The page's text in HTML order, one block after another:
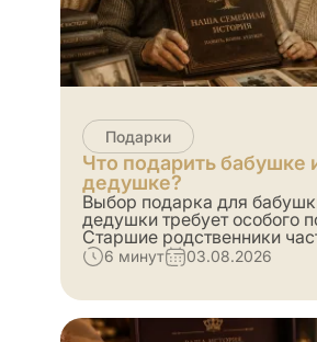
Подарки
Что подарить бабушке
дедушке?
Выбор подарка для
дедушки требует особого
Старшие родственники
6 минут 03.08.2026